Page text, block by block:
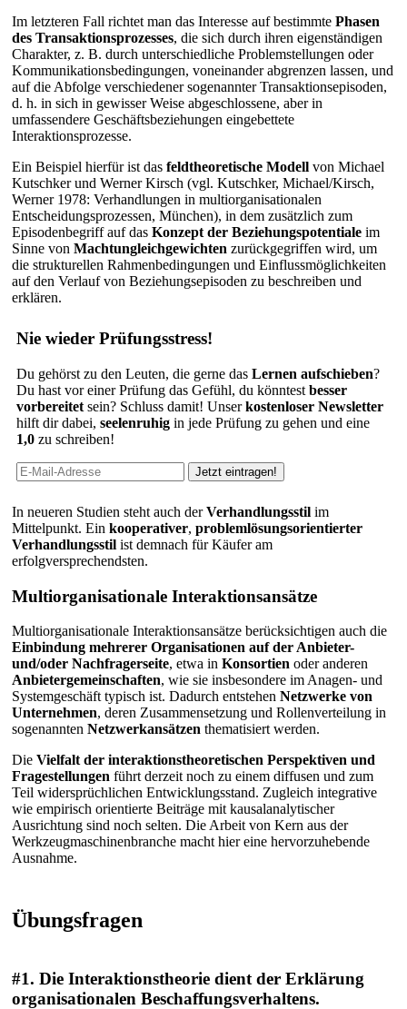
Im letzteren Fall richtet man das Interesse auf bestimmte Phasen
des Transaktionsprozesses, die sich durch ihren eigenständigen
Charakter, z. B. durch unterschiedliche Problemstellungen oder
Kommunikationsbedingungen, voneinander abgrenzen lassen, und
auf die Abfolge verschiedener sogenannter Transaktionsepisoden,
d. h. in sich in gewisser Weise abgeschlossene, aber in
umfassendere Geschäftsbeziehungen eingebettete
Interaktionsprozesse.
Ein Beispiel hierfür ist das feldtheoretische Modell von Michael
Kutschker und Werner Kirsch (vgl. Kutschker, Michael/Kirsch,
Werner 1978: Verhandlungen in multiorganisationalen
Entscheidungsprozessen, München), in dem zusätzlich zum
Episodenbegriff auf das Konzept der Beziehungspotentiale im
Sinne von Machtungleichgewichten zurückgegriffen wird, um
die strukturellen Rahmenbedingungen und Einflussmöglichkeiten
auf den Verlauf von Beziehungsepisoden zu beschreiben und
erklären.
Nie wieder Prüfungsstress!
Du gehörst zu den Leuten, die gerne das Lernen aufschieben?
Du hast vor einer Prüfung das Gefühl, du könntest besser
vorbereitet sein? Schluss damit! Unserkostenloser Newsletter
hilft dir dabei, seelenruhig in jede Prüfung zu gehen und eine
1,0 zu schreiben!
In neueren Studien steht auch derVerhandlungsstil im
Mittelpunkt. Ein kooperativer, problemlösungsorientierter
Verhandlungsstil ist demnach für Käufer am
erfolgversprechendsten.
Multiorganisationale Interaktionsansätze
Multiorganisationale Interaktionsansätze berücksichtigen auch die
Einbindung mehrerer Organisationen auf der Anbieter-
und/oder Nachfragerseite, etwa in Konsortien oder anderen
Anbietergemeinschaften, wie sie insbesondere im Anagen- und
Systemgeschäft typisch ist. Dadurch entstehen Netzwerke von
Unternehmen, deren Zusammensetzung und Rollenverteilung in
sogenannten Netzwerkansätzen thematisiert werden.
Die Vielfalt der interaktionstheoretischen Perspektiven und
Fragestellungen führt derzeit noch zu einem diffusen und zum
Teil widersprüchlichen Entwicklungsstand. Zugleich integrative
wie empirisch orientierte Beiträge mit kausalanalytischer
Ausrichtung sind noch selten. Die Arbeit von Kern aus der
Werkzeugmaschinenbranche macht hier eine hervorzuhebende
Ausnahme.
Übungsfragen
#1. Die Interaktionstheorie dient der Erklärung
organisationalen Beschaffungsverhaltens.